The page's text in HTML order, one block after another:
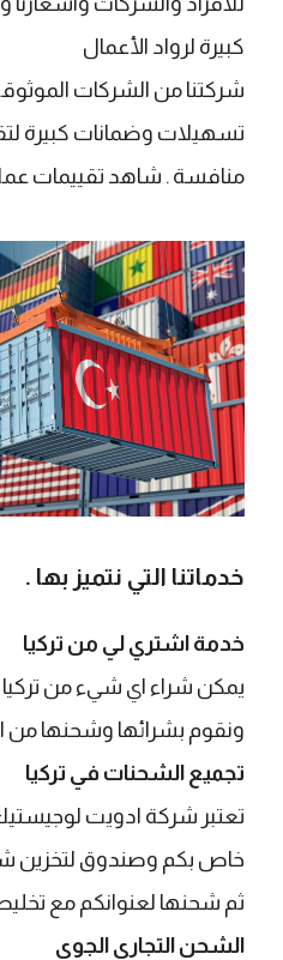
كبيرة لرواد الأعمال
شركتنا من الشركات
تسهيلات وضمانات كبيرة
منافسة . شاهد تقييمات
خدماتنا التي نتميز بها .
خدمة اشتري لي من تركيا
يمكن شراء اي شيء من
ونقوم بشرائها وشحنها من
تجميع الشحنات في تركيا
​تعتبر شركة ادويت
خاص بكم وصندوق لتخزين
ثم شحنها لعنوانكم مع
الشحن التجاري الجوي